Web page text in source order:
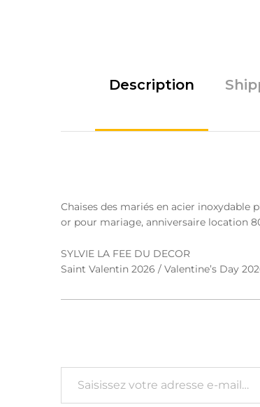
Description
Chaises des mariés en acier inoxydable
or pour mariage, anniversaire location
SYLVIE LA FEE DU DECOR
Saint Valentin 2026 / Valentine’s Day
Saisissez votre adresse e-mail…